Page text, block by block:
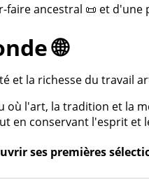
ancestral 📜 et
🌐
et la richesse du travail
où l'art, la tradition et la
conservant l'esprit et
ses premières